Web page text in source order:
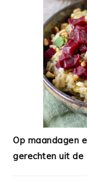
Op maandagen
gerechten uit de